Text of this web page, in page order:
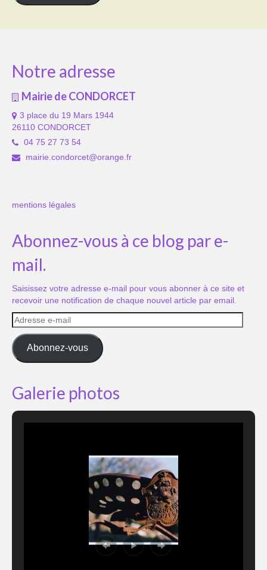
Notre adresse
Mairie de CONDORCET
3 place du 19 Mars 1944
26110 CONDORCET
04 75 27 73 54
mairie.condorcet@orange.fr
mentions légales
Abonnez-vous à ce blog par e-
mail.
Saisissez votre adresse e-mail pour vous abonner à ce site et
recevoir une notification de chaque nouvel article par email.
Adresse
e-
mail
Abonnez-vous
Galerie photos